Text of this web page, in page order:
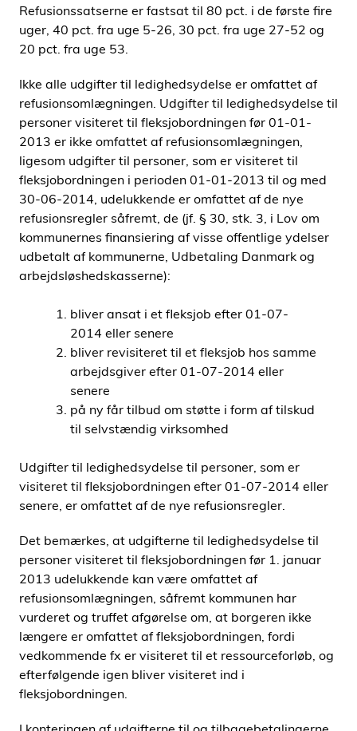
Refusionssatserne er fastsat til 80 pct. i de første fire
uger, 40 pct. fra uge 5-26, 30 pct. fra uge 27-52 og
20 pct. fra uge 53.
Ikke alle udgifter til ledighedsydelse er omfattet af
refusionsomlægningen. Udgifter til ledighedsydelse til
personer visiteret til fleksjobordningen før 01-01-
2013 er ikke omfattet af refusionsomlægningen,
ligesom udgifter til personer, som er visiteret til
fleksjobordningen i perioden 01-01-2013 til og med
30-06-2014, udelukkende er omfattet af de nye
refusionsregler såfremt, de (jf. § 30, stk. 3, i Lov om
kommunernes finansiering af visse offentlige ydelser
udbetalt af kommunerne, Udbetaling Danmark og
arbejdsløshedskasserne):
bliver ansat i et fleksjob efter 01-07-
2014 eller senere
bliver revisiteret til et fleksjob hos samme
arbejdsgiver efter 01-07-2014 eller
senere
på ny får tilbud om støtte i form af tilskud
til selvstændig virksomhed
Udgifter til ledighedsydelse til personer, som er
visiteret til fleksjobordningen efter 01-07-2014 eller
senere, er omfattet af de nye refusionsregler.
Det bemærkes, at udgifterne til ledighedsydelse til
personer visiteret til fleksjobordningen før 1. januar
2013 udelukkende kan være omfattet af
refusionsomlægningen, såfremt kommunen har
vurderet og truffet afgørelse om, at borgeren ikke
længere er omfattet af fleksjobordningen, fordi
vedkommende fx er visiteret til et ressourceforløb, og
efterfølgende igen bliver visiteret ind i
fleksjobordningen.